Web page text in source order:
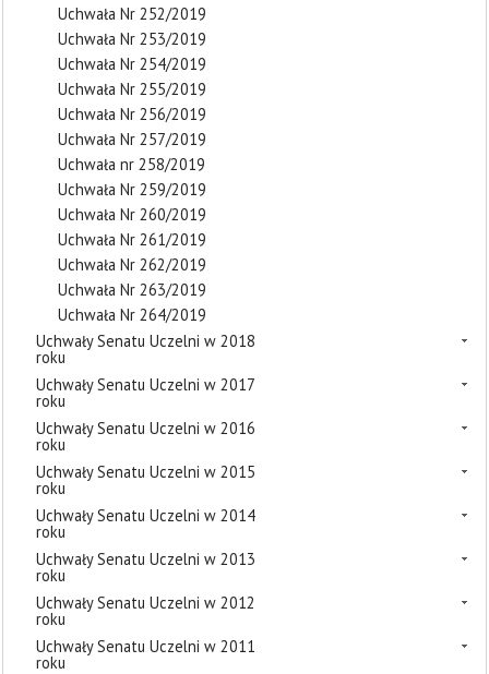
Uchwała Nr 252/2019
Uchwała Nr 253/2019
Uchwała Nr 254/2019
Uchwała Nr 255/2019
Uchwała Nr 256/2019
Uchwała Nr 257/2019
Uchwała nr 258/2019
Uchwała Nr 259/2019
Uchwała Nr 260/2019
Uchwała Nr 261/2019
Uchwała Nr 262/2019
Uchwała Nr 263/2019
Uchwała Nr 264/2019
Uchwały Senatu Uczelni w 2018
roku
Uchwały Senatu Uczelni w 2017
roku
Uchwały Senatu Uczelni w 2016
roku
Uchwały Senatu Uczelni w 2015
roku
Uchwały Senatu Uczelni w 2014
roku
Uchwały Senatu Uczelni w 2013
roku
Uchwały Senatu Uczelni w 2012
roku
Uchwały Senatu Uczelni w 2011
roku